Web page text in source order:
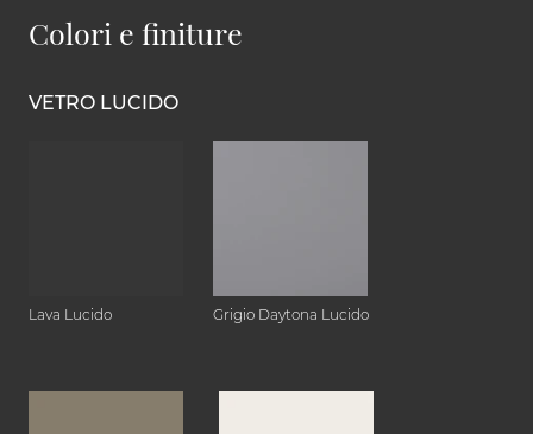
Colori e finiture
VETRO LUCIDO
Lava Lucido Grigio Daytona Lucido